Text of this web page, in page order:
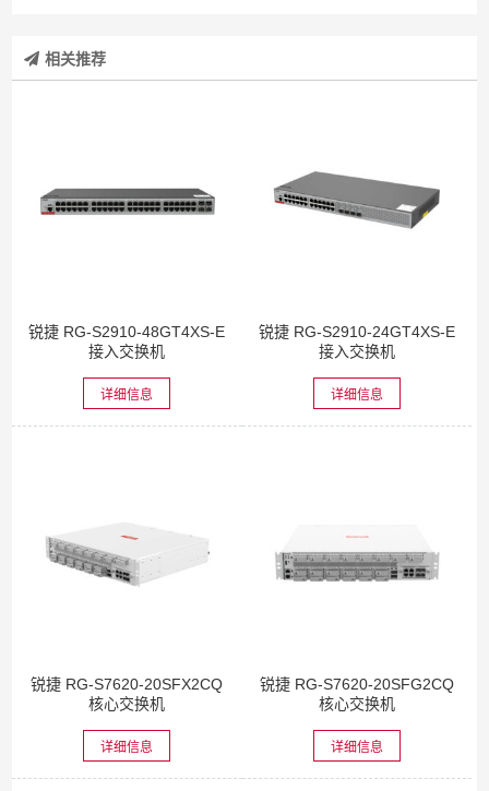
相关推荐
锐捷 RG-S2910-48GT4XS-E
接入交换机
详细信息
锐捷 RG-S2910-24GT4XS-E
接入交换机
详细信息
锐捷 RG-S7620-20SFX2CQ
核心交换机
详细信息
锐捷 RG-S7620-20SFG2CQ
核心交换机
详细信息